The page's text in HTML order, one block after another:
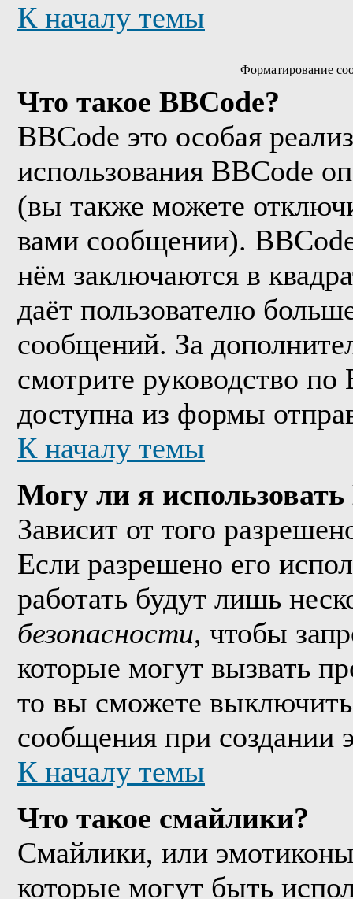
К началу темы
Форматирование
Что такое BBCode?
BBCode это особая
использования BBCode
(вы также можете
вами сообщении).
нём заключаются в
даёт пользователю
сообщений. За
смотрите руководство
доступна из формы
К началу темы
Могу ли я
Зависит от того
Если разрешено его
работать будут лишь
безопасности, чтобы
которые могут вызвать
то вы сможете выключить
сообщения при создании
К началу темы
Что такое смайлики?
Смайлики, или
которые могут быть